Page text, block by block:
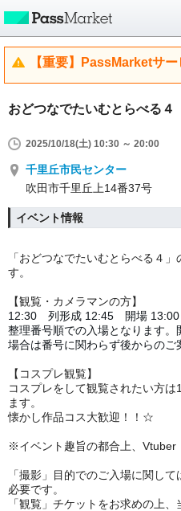
【重要】PassMarketサ
おどつなでたいむとらべる４
2025/10/18(土) 10:30 ～ 20:00
千里丘市民センター
吹田市千里丘上14番37号
イベント情報
「おどつなでたいむとらべる４
す。
【観覧 ・カメラマンの方】
12:30 列形成 12:45 開場
整理番号順での入場となります
場合は番号に関わらず後からのご
【コスプレ観覧】
コスプレをして観覧されたい方
ます。
懐かし作品コス大歓迎！！☆
※イベント趣旨の都合上、Vtuber
「撮影」目的でのご入場に関し
必要です。
「観覧」チケットをお求めの上